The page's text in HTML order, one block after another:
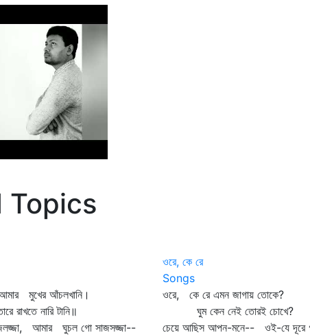
Topics
মুখের আঁচলখানি।
রাখতে নারি টানি॥
আমার ঘুচল গো সাজসজ্জা--
ওরে, কে রে
Songs
ওরে, কে রে এমন জাগায় তোকে?
ঘুম কেন নেই তোরই চোখে?
চেয়ে আছিস আপন-মনে-- ওই-যে দূরে